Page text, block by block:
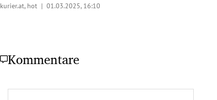
kurier.at, hot | 01.03.2025, 16:10
Kommentare